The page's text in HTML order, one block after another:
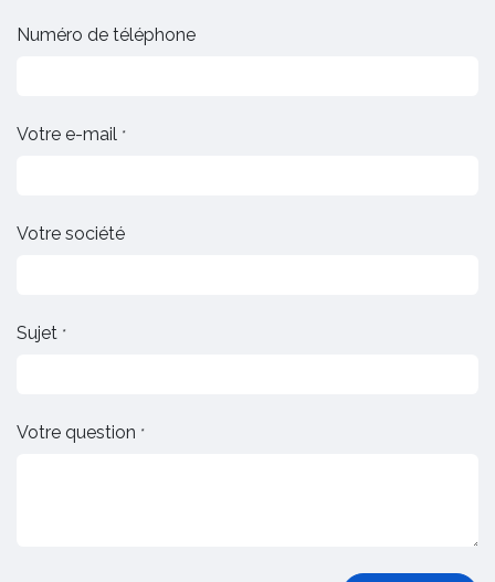
Numéro de téléphone
Votre e-mail *
Votre société
Sujet *
Votre question *